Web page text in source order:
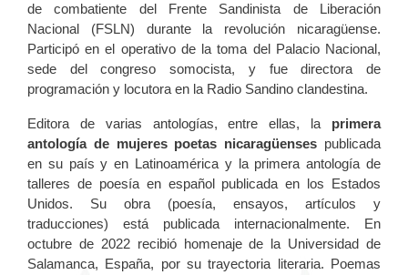
de combatiente del Frente Sandinista de Liberación
Nacional (FSLN) durante la revolución nicaragüense.
Participó en el operativo de la toma del Palacio Nacional,
sede del congreso somocista, y fue directora de
programación y locutora en la Radio Sandino clandestina.
Editora de varias antologías, entre ellas, la primera
antología de mujeres poetas nicaragüenses publicada
en su país y en Latinoamérica y la primera antología de
talleres de poesía en español publicada en los Estados
Unidos. Su obra (poesía, ensayos, artículos y
traducciones) está publicada internacionalmente. En
octubre de 2022 recibió homenaje de la Universidad de
Salamanca, España, por su trayectoria literaria. Poemas